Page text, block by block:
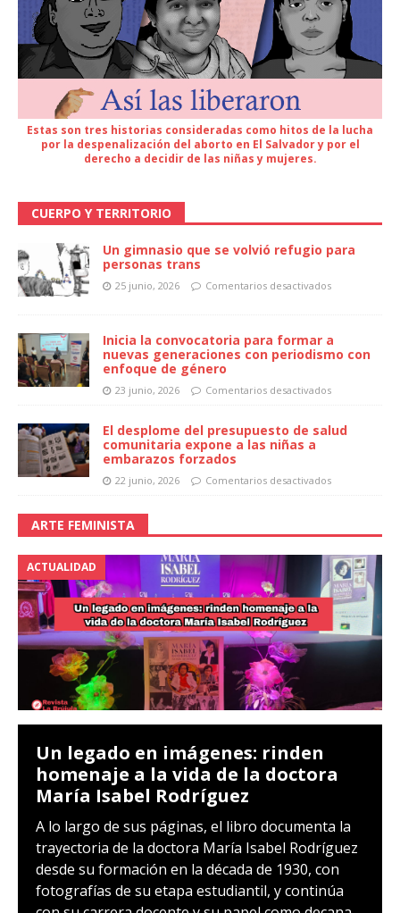
Estas son tres historias consideradas como hitos de la lucha
por la despenalización del aborto en El Salvador y por el
derecho a decidir de las niñas y mujeres.
CUERPO Y TERRITORIO
Un gimnasio que se volvió refugio para
personas trans
25 junio, 2026 Comentarios desactivados
Inicia la convocatoria para formar a
nuevas generaciones con periodismo con
enfoque de género
23 junio, 2026 Comentarios desactivados
El desplome del presupuesto de salud
comunitaria expone a las niñas a
embarazos forzados
22 junio, 2026 Comentarios desactivados
ARTE FEMINISTA
ACTUALIDAD
Un legado en imágenes: rinden
homenaje a la vida de la doctora
María Isabel Rodríguez
A lo largo de sus páginas, el libro documenta la
trayectoria de la doctora María Isabel Rodríguez
desde su formación en la década de 1930, con
fotografías de su etapa estudiantil, y continúa